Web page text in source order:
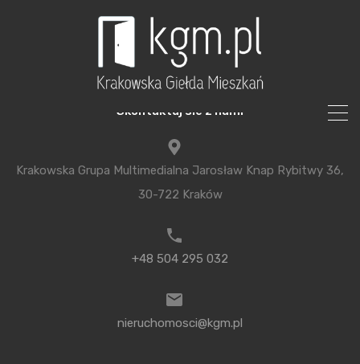
Aktualności
Skontaktuj sie z nami
Krakowska Grupa Multimedialna Jarosław Knap Rybitwy 36,
30-722 Kraków
+48 504 295 032
nieruchomosci@kgm.pl